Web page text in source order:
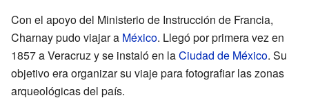
Con el apoyo del Ministerio de Instrucción de Francia,
Charnay pudo viajar a México. Llegó por primera vez en
1857 a Veracruz y se instaló en laCiudad de México. Su
objetivo era organizar su viaje para fotografiar las zonas
arqueológicas del país.